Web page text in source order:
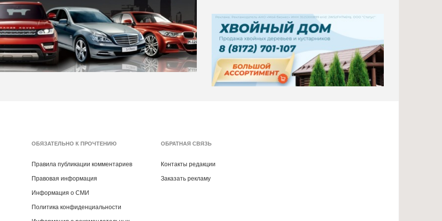
ОБЯЗАТЕЛЬНО К ПРОЧТЕНИЮ
Правила публикации комментариев
Правовая информация
Информация о СМИ
Политика конфиденциальности
ОБРАТНАЯ СВЯЗЬ
Контакты редакции
Заказать рекламу